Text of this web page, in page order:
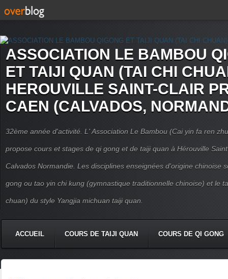
ASSOCIATION LE BAMBOU
ET TAIJI QUAN (TAI CHI
HEROUVILLE SAINT-CLAIR
CAEN (CALVADOS,
32ème année d'activité. L' Association Le Bambou (Cai yin fa ren
propose cours et stages de qi gong et de taiji quan à Hérouville
Calvados Normandie. Les disciplines enseignées d'origine chinoise
gong ou tao yin chi kung (gymnastique traditionnelle chinoise) et le
chuan) du style Yangjia michuan taiji quan.
ACCUEIL COURS DE TAIJI QUAN COURS DE QI GONG